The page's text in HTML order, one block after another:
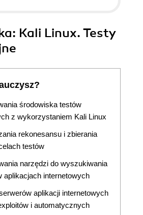
: Kali Linux. Testy
środowiska testów
z wykorzystaniem Kali Linux
rekonesansu i zbierania
testów
narzędzi do wyszukiwania
aplikacjach internetowych
aplikacji internetowych
i automatycznych